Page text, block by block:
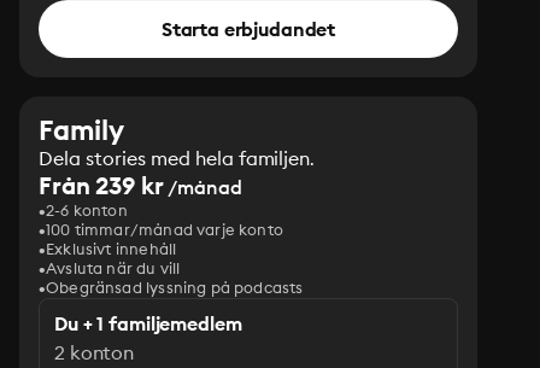
Starta erbjudandet
Family
Dela stories med hela familjen.
Från 239 kr/månad
2-6 konton
100 timmar/månad varje konto
Exklusivt innehåll
Avsluta när du vill
Obegränsad lyssning på podcasts
Du + 1 familjemedlem
2 konton